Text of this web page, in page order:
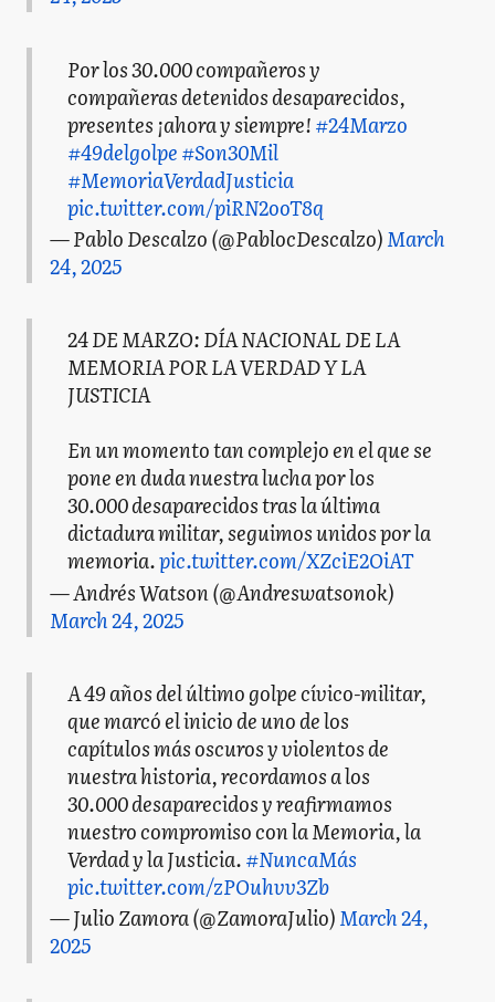
Por los 30.000 compañeros y
compañeras detenidos desaparecidos,
presentes ¡ahora y siempre!#24Marzo
#49delgolpe#Son30Mil
#MemoriaVerdadJusticia
pic.twitter.com/piRN2ooT8q
— Pablo Descalzo (@PablocDescalzo)March
24, 2025
24 DE MARZO: DÍA NACIONAL DE LA
MEMORIA POR LA VERDAD Y LA
JUSTICIA
En un momento tan complejo en el que se
pone en duda nuestra lucha por los
30.000 desaparecidos tras la última
dictadura militar, seguimos unidos por la
memoria.pic.twitter.com/XZciE2OiAT
— Andrés Watson (@Andreswatsonok)
March 24, 2025
A 49 años del último golpe cívico-militar,
que marcó el inicio de uno de los
capítulos más oscuros y violentos de
nuestra historia, recordamos a los
30.000 desaparecidos y reafirmamos
nuestro compromiso con la Memoria, la
Verdad y la Justicia.#NuncaMás
pic.twitter.com/zPOuhvv3Zb
— Julio Zamora (@ZamoraJulio)March 24,
2025